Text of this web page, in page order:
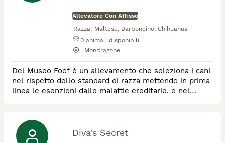
Allevatore Con Affisso
Razza: Maltese, Barboncino, Chihuahua
0 animali disponibili
Mondragone
Del Museo Foof è un allevamento che seleziona i cani
nel rispetto dello standard di razza mettendo in prima
linea le esenzioni dalle malattie ereditarie, e nel
Diva's Secret